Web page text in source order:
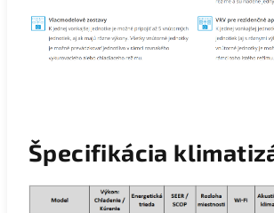
Špecifikácia